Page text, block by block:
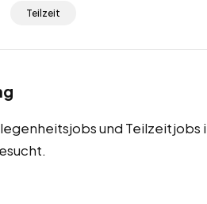
Teilzeit
und Teilzeitjobs